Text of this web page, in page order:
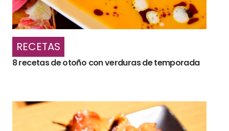
RECETAS
8 recetas de otoño con verduras de temporada